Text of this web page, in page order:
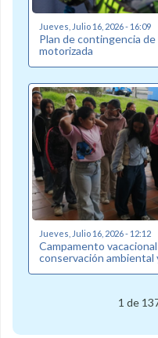
Jueves, Julio 16, 2026 - 16:09
Plan de contingencia
motorizada
Jueves, Julio 16, 2026 - 12:12
Campamento
conservación ambiental
1 de